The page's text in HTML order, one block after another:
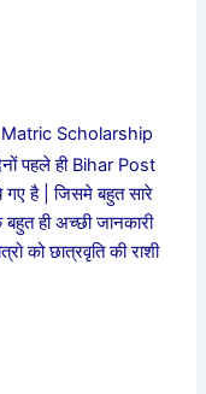
Scholarship
पहले ही Bihar Post
है | जिसमे बहुत सारे
ही अच्छी जानकारी
को छात्रवृति की राशी